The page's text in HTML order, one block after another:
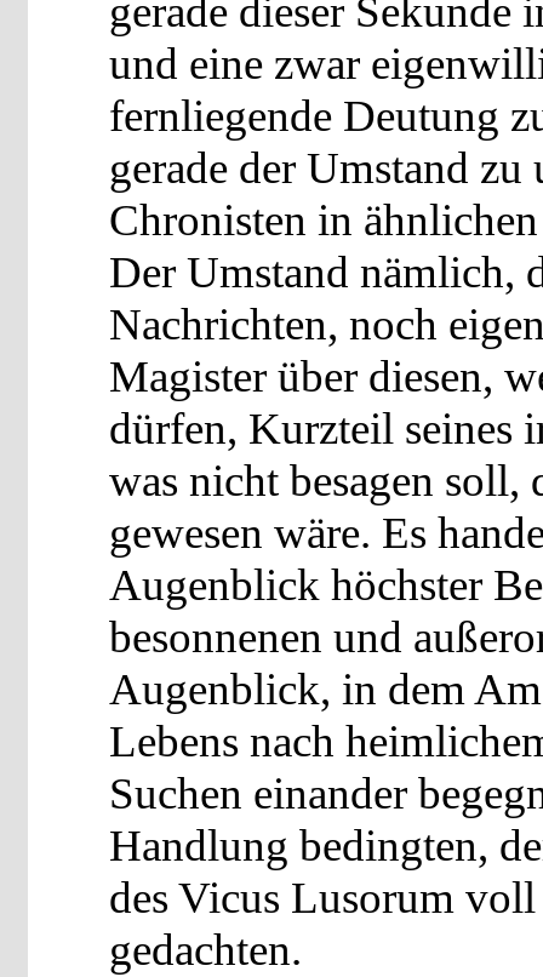
gerade dieser Sekunde
und eine zwar
fernliegende Deutung
gerade der Umstand
Chronisten in
Der Umstand nämlich,
Nachrichten, noch
Magister über diesen,
dürfen, Kurzteil seines
was nicht besagen
gewesen wäre. Es
Augenblick höchster
besonnenen und
Augenblick, in dem
Lebens nach
Suchen einander
Handlung bedingten,
des Vicus Lusorum
gedachten.